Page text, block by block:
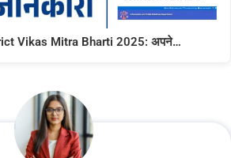
Vikas Mitra Bharti 2025: अपने…